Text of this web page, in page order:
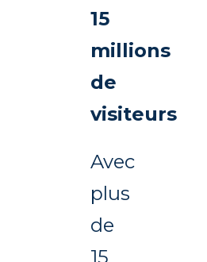
15
millions
de
visiteurs
Avec
plus
de
15